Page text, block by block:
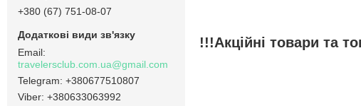
!!!Акційні товари та
+380 (67) 751-08-07
travelersclub.com.ua@gmail.com
+380677510807
+380633063992